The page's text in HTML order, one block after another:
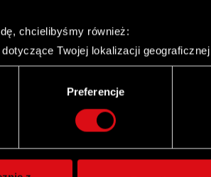
chcielibyśmy również:
Twojej lokalizacji
urządzenie, aktywnie analizując
tego, jak Twoje osobiste dane są
plików cookie możesz zmienić lub
do spersonalizowania treści i
Preferencje